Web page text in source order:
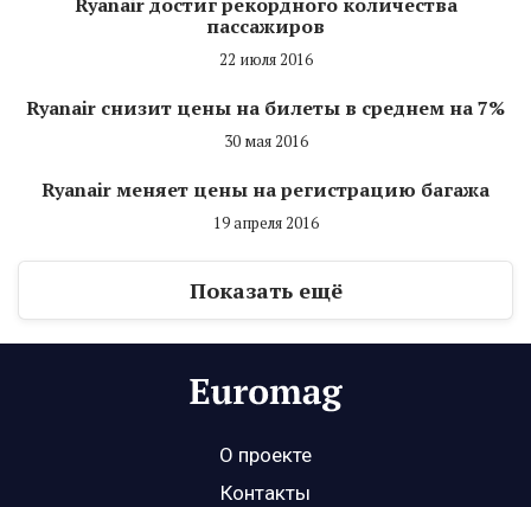
пассажиров
22 июля 2016
Ryanair снизит цены на билеты в среднем на 7%
30 мая 2016
Ryanair меняет цены на регистрацию багажа
19 апреля 2016
Показать ещё
О проекте
Контакты